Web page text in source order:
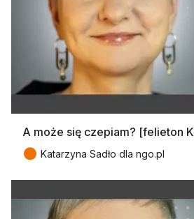
A może się czepiam? [felieton
● Katarzyna Sadło dla ngo.pl